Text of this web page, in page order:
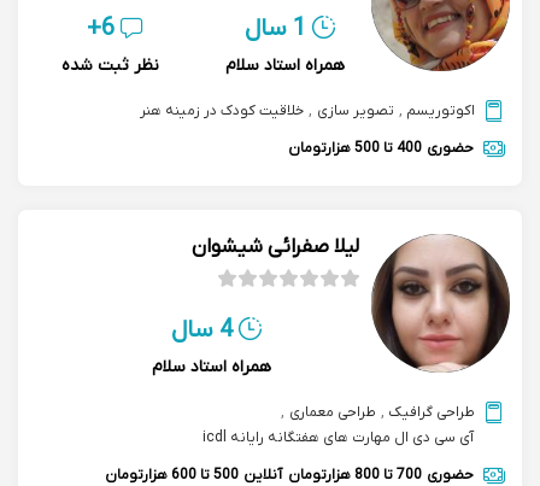
1 سال
همراه استاد سلام
6+
نظر ثبت شده
اکوتوریسم , تصویر سازی , خلاقیت کودک در زمینه هنر
حضوری 400 تا 500 هزارتومان
لیلا صفرائی شیشوان
4 سال
همراه استاد سلام
طراحی گرافیک , طراحی معماری ,
آی سی دی ال مهارت های هفتگانه رایانه icdl
حضوری 700 تا 800 هزارتومان آنلاین 500 تا 600 هزارتومان